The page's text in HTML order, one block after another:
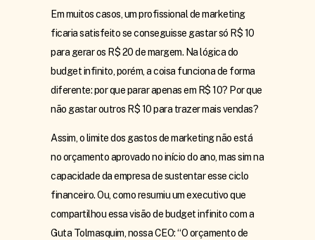
Em muitos casos, um profissional de marketing
ficaria satisfeito se conseguisse gastar só R$ 10
para gerar os R$ 20 de margem. Na lógica do
budget infinito, porém, a coisa funciona de forma
diferente: por que parar apenas em R$ 10? Por que
não gastar outros R$ 10 para trazer mais vendas?
Assim, o limite dos gastos de marketing não está
no orçamento aprovado no início do ano, mas sim na
capacidade da empresa de sustentar esse ciclo
financeiro. Ou, como resumiu um executivo que
compartilhou essa visão de budget infinito com a
Guta Tolmasquim, nossa CEO: “O orçamento de